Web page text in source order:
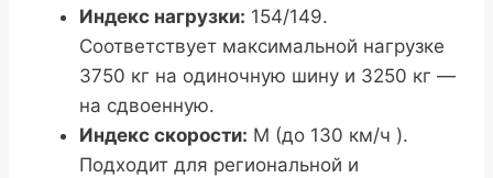
Индекс нагрузки: 154/149.
Соответствует максимальной нагрузке
3750 кг на одиночную шину и 3250 кг —
на сдвоенную.
Индекс скорости: M (до 130 км/ч ).
Подходит для региональной и